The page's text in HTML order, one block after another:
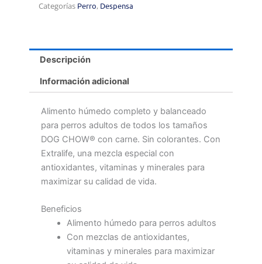
Categorías Perro, Despensa
Descripción
Información adicional
Alimento húmedo completo y balanceado
para perros adultos de todos los tamaños
DOG CHOW® con carne. Sin colorantes. Con
Extralife, una mezcla especial con
antioxidantes, vitaminas y minerales para
maximizar su calidad de vida.
Beneficios
Alimento húmedo para perros adultos
Con mezclas de antioxidantes,
vitaminas y minerales para maximizar